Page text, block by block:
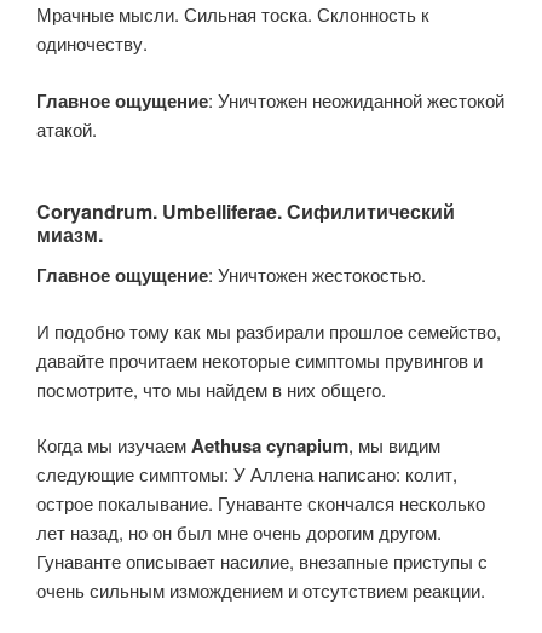
Мрачные мысли. Сильная тоска. Склонность к
одиночеству.
Главное ощущение: Уничтожен неожиданной жестокой
атакой.
Coryandrum. Umbelliferae. Сифилитический
миазм.
Главное ощущение: Уничтожен жестокостью.
И подобно тому как мы разбирали прошлое семейство,
давайте прочитаем некоторые симптомы прувингов и
посмотрите, что мы найдем в них общего.
Когда мы изучаемAethusa cynapium, мы видим
следующие симптомы: У Аллена написано: колит,
острое покалывание. Гунаванте скончался несколько
лет назад, но он был мне очень дорогим другом.
Гунаванте описывает насилие, внезапные приступы с
очень сильным измождением и отсутствием реакции.